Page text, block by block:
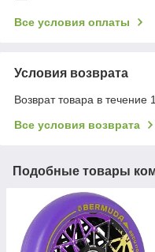
Все условия оплаты
Условия возврата
Возврат товара в течение
Все условия возврата
Подобные товары